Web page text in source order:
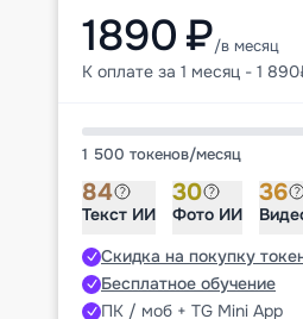
1890 ₽/в месяц
К оплате за 1 месяц - 1
1 500 токенов/месяц
84
Текст ИИ
30
Фото ИИ
36
Скидка на покупку
Бесплатное обучение
ПК / моб + TG Mini App